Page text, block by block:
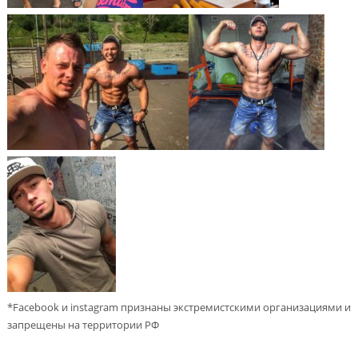
*Facebook и instagram признаны экстремистскими организациями и
запрещены на территории РФ